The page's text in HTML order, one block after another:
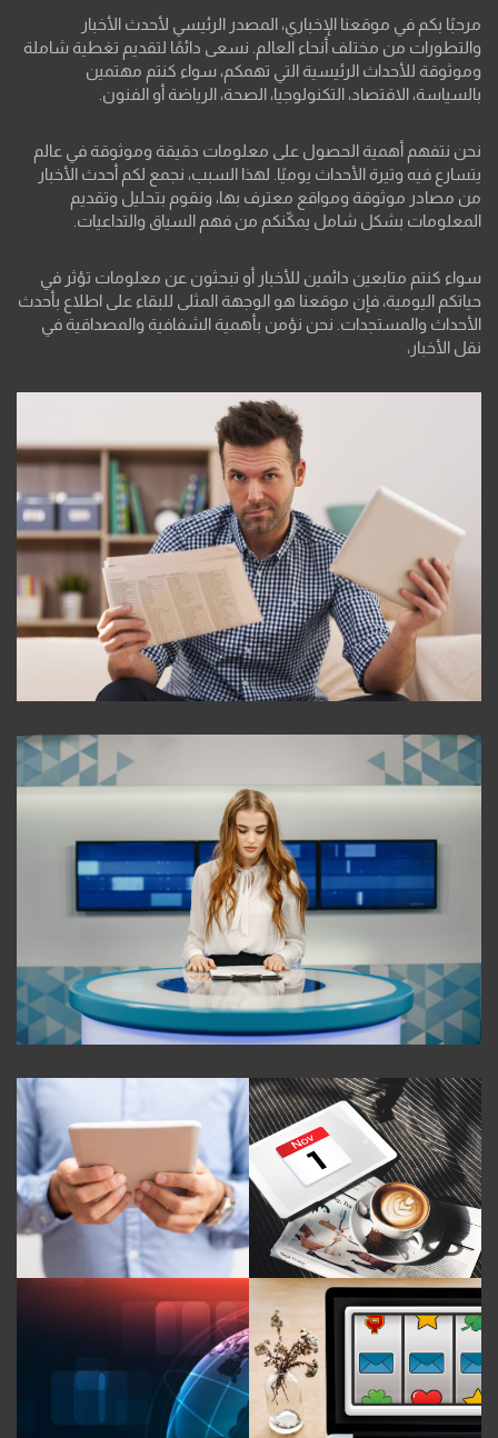
مرحبًا بكم في موقعنا الإخباري، المصدر الرئيسي لأحدث الأخبار
والتطورات من مختلف أنحاء العالم. نسعى دائمًا لتقديم تغطية شاملة
وموثوقة للأحداث الرئيسية التي تهمكم، سواء كنتم مهتمين
بالسياسة، الاقتصاد، التكنولوجيا، الصحة، الرياضة أو الفنون.
نحن نتفهم أهمية الحصول على معلومات دقيقة وموثوقة في عالم
يتسارع فيه وتيرة الأحداث يوميًا. لهذا السبب، نجمع لكم أحدث الأخبار
من مصادر موثوقة ومواقع معترف بها، ونقوم بتحليل وتقديم
المعلومات بشكل شامل يمكّنكم من فهم السياق والتداعيات.
سواء كنتم متابعين دائمين للأخبار أو تبحثون عن معلومات تؤثر في
حياتكم اليومية، فإن موقعنا هو الوجهة المثلى للبقاء على اطلاع بأحدث
الأحداث والمستجدات. نحن نؤمن بأهمية الشفافية والمصداقية في
نقل الأخبار،